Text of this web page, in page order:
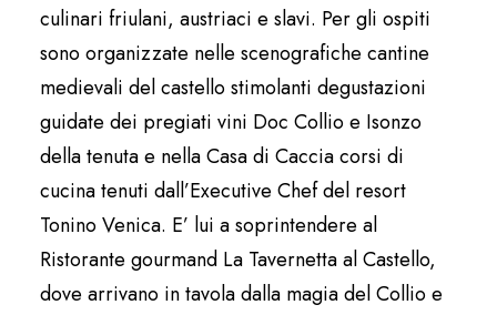
culinari friulani, austriaci e slavi. Per gli ospiti
sono organizzate nelle scenografiche cantine
medievali del castello stimolanti degustazioni
guidate dei pregiati vini Doc Collio e Isonzo
della tenuta e nella Casa di Caccia corsi di
cucina tenuti dall’Executive Chef del resort
Tonino Venica. E’ lui a soprintendere al
Ristorante gourmand La Tavernetta al Castello,
dove arrivano in tavola dalla magia del Collio e